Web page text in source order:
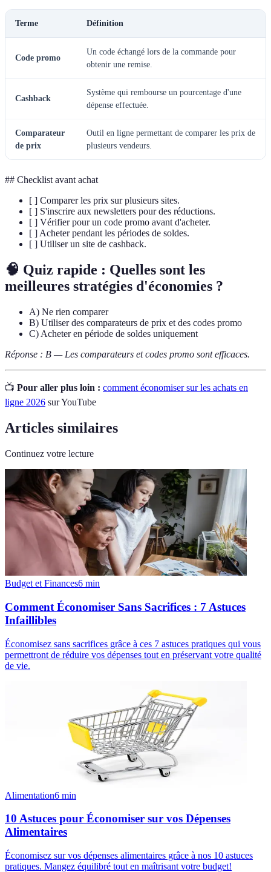
Terme Définition
Code promo
Un code échangé lors de la commande pour
obtenir une remise.
Cashback
Système qui rembourse un pourcentage d'une
dépense effectuée.
Comparateur
de prix
Outil en ligne permettant de comparer les prix de
plusieurs vendeurs.
## Checklist avant achat
[ ] Comparer les prix sur plusieurs sites.
[ ] S'inscrire aux newsletters pour des réductions.
[ ] Vérifier pour un code promo avant d'acheter.
[ ] Acheter pendant les périodes de soldes.
[ ] Utiliser un site de cashback.
🧠 Quiz rapide : Quelles sont les
meilleures stratégies d'économies ?
A) Ne rien comparer
B) Utiliser des comparateurs de prix et des codes promo
C) Acheter en période de soldes uniquement
Réponse : B — Les comparateurs et codes promo sont efficaces.
📺 Pour aller plus loin : comment économiser sur les achats en
ligne 2026 sur YouTube
Articles similaires
Continuez votre lecture
Budget et Finances6 min
Comment Économiser Sans Sacrifices : 7 Astuces
Infaillibles
Économisez sans sacrifices grâce à ces 7 astuces pratiques qui vous
permettront de réduire vos dépenses tout en préservant votre qualité
de vie.
Alimentation6 min
10 Astuces pour Économiser sur vos Dépenses
Alimentaires
Économisez sur vos dépenses alimentaires grâce à nos 10 astuces
pratiques. Mangez équilibré tout en maîtrisant votre budget!